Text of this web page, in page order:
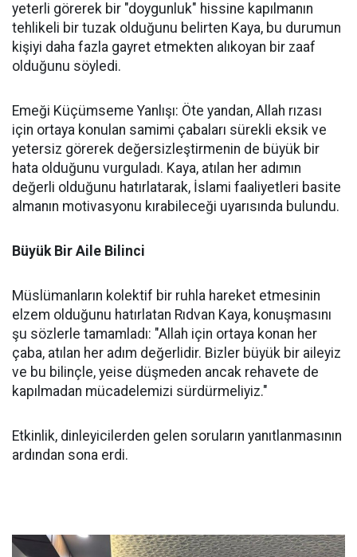
yeterli görerek bir "doygunluk" hissine kapılmanın
tehlikeli bir tuzak olduğunu belirten Kaya, bu durumun
kişiyi daha fazla gayret etmekten alıkoyan bir zaaf
olduğunu söyledi.
Emeği Küçümseme Yanlışı: Öte yandan, Allah rızası
için ortaya konulan samimi çabaları sürekli eksik ve
yetersiz görerek değersizleştirmenin de büyük bir
hata olduğunu vurguladı. Kaya, atılan her adımın
değerli olduğunu hatırlatarak, İslami faaliyetleri basite
almanın motivasyonu kırabileceği uyarısında bulundu.
Büyük Bir Aile Bilinci
Müslümanların kolektif bir ruhla hareket etmesinin
elzem olduğunu hatırlatan Rıdvan Kaya, konuşmasını
şu sözlerle tamamladı: "Allah için ortaya konan her
çaba, atılan her adım değerlidir. Bizler büyük bir aileyiz
ve bu bilinçle, yeise düşmeden ancak rehavete de
kapılmadan mücadelemizi sürdürmeliyiz."
Etkinlik, dinleyicilerden gelen soruların yanıtlanmasının
ardından sona erdi.